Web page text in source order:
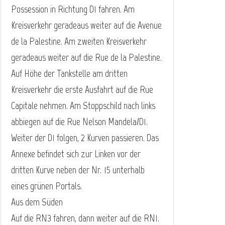
Possession in Richtung D1 fahren. Am
Kreisverkehr geradeaus weiter auf die Avenue
de la Palestine. Am zweiten Kreisverkehr
geradeaus weiter auf die Rue de la Palestine.
Auf Höhe der Tankstelle am dritten
Kreisverkehr die erste Ausfahrt auf die Rue
Capitale nehmen. Am Stoppschild nach links
abbiegen auf die Rue Nelson Mandela/D1.
Weiter der D1 folgen, 2 Kurven passieren. Das
Annexe befindet sich zur Linken vor der
dritten Kurve neben der Nr. 15 unterhalb
eines grünen Portals.
Aus dem Süden
Auf die RN3 fahren, dann weiter auf die RN1.